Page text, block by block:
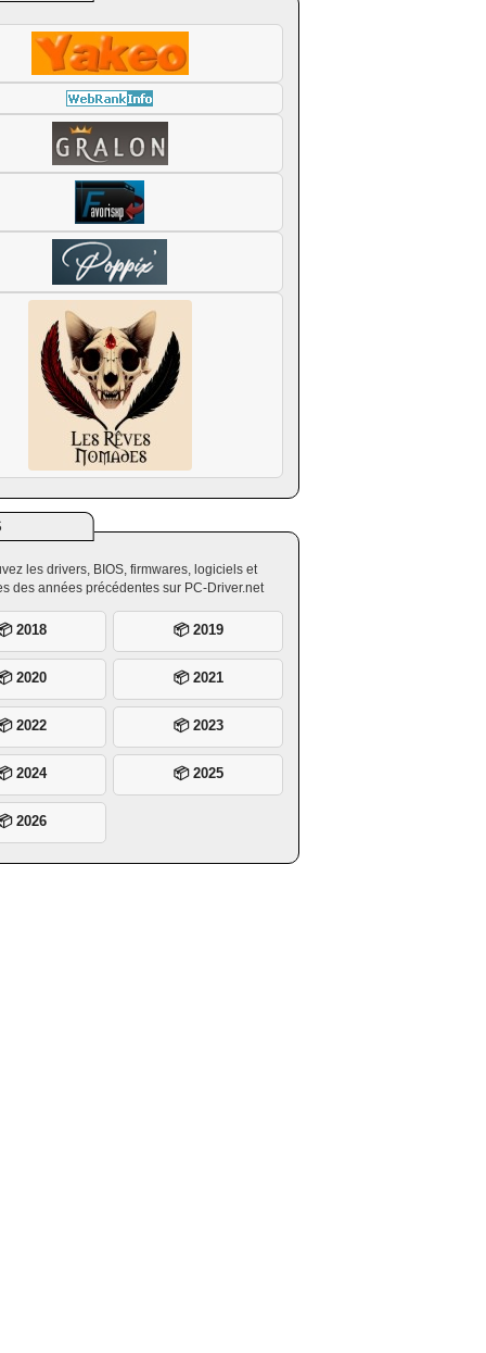
les drivers, BIOS, firmwares, logiciels et
des années précédentes sur PC-Driver.net
2018 📦 2019
2020 📦 2021
2022 📦 2023
2024 📦 2025
2026